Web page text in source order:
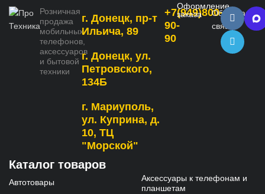
Розничная
продажа
мобильных
телефонов,
аксессуаров
и бытовой
техники
г. Донецк, пр-т
Ильича, 89
г. Донецк, ул.
Петровского,
134Б
г. Мариуполь,
ул. Куприна, д.
10, ТЦ
"Морской"
+7(949)800-
90-
90
Оформление
заказа
Обратная
связь
Каталог товаров
Автотовары
Аксессуары к телефонам и
планшетам